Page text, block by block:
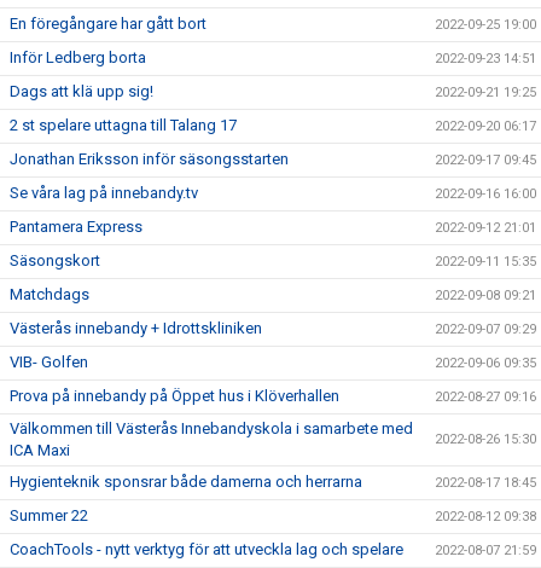
En föregångare har gått bort 2022-09-25 19:00
Inför Ledberg borta 2022-09-23 14:51
Dags att klä upp sig! 2022-09-21 19:25
2 st spelare uttagna till Talang 17 2022-09-20 06:17
Jonathan Eriksson inför säsongsstarten 2022-09-17 09:45
Se våra lag på innebandy.tv 2022-09-16 16:00
Pantamera Express 2022-09-12 21:01
Säsongskort 2022-09-11 15:35
Matchdags 2022-09-08 09:21
Västerås innebandy + Idrottskliniken 2022-09-07 09:29
VIB- Golfen 2022-09-06 09:35
Prova på innebandy på Öppet hus i Klöverhallen 2022-08-27 09:16
Välkommen till Västerås Innebandyskola i samarbete med
ICA Maxi
2022-08-26 15:30
Hygienteknik sponsrar både damerna och herrarna 2022-08-17 18:45
Summer 22 2022-08-12 09:38
CoachTools - nytt verktyg för att utveckla lag och spelare 2022-08-07 21:59